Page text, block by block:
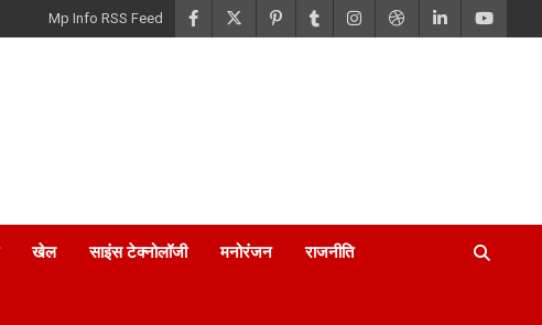
Mp Info RSS Feed
खेल साइंस टेक्नोलॉजी मनोरंजन राजनीति